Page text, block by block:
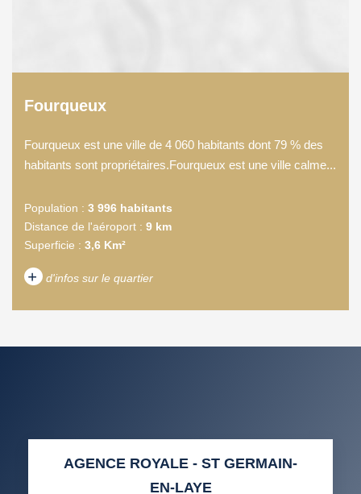
Fourqueux
Fourqueux est une ville de 4 060 habitants dont 79 % des
habitants sont propriétaires.Fourqueux est une ville calme...
Population : 3 996 habitants
Distance de l'aéroport : 9 km
Superficie : 3,6 Km²
+ d'infos sur le quartier
TAXE FONCIÈRE
PART DES MÉNAGES SANS
VOITURE
AGENCE ROYALE - ST GERMAIN-
EN-LAYE